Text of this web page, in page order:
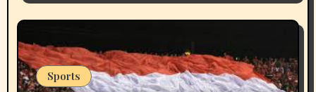
Sports